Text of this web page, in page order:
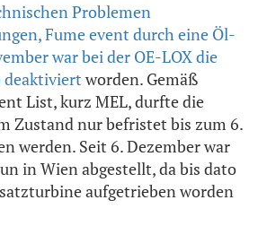
Problemen
Fume event durch eine Öl-
war bei der OE-LOX die
deaktiviert worden. Gemäß
List, kurz MEL, durfte die
Zustand nur befristet bis zum 6.
werden. Seit 6. Dezember war
in Wien abgestellt, da bis dato
aufgetrieben worden